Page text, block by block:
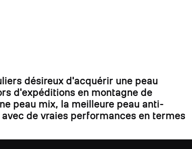
désireux d'acquérir une peau
d'expéditions en montagne de
peau mix, la meilleure peau anti-
de vraies performances en termes